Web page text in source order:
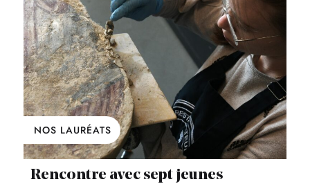
NOS LAURÉATS
Rencontre avec sept jeunes